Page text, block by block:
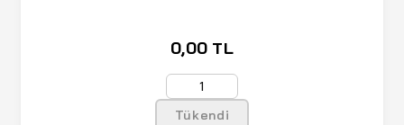
0,00 TL
Tükendi